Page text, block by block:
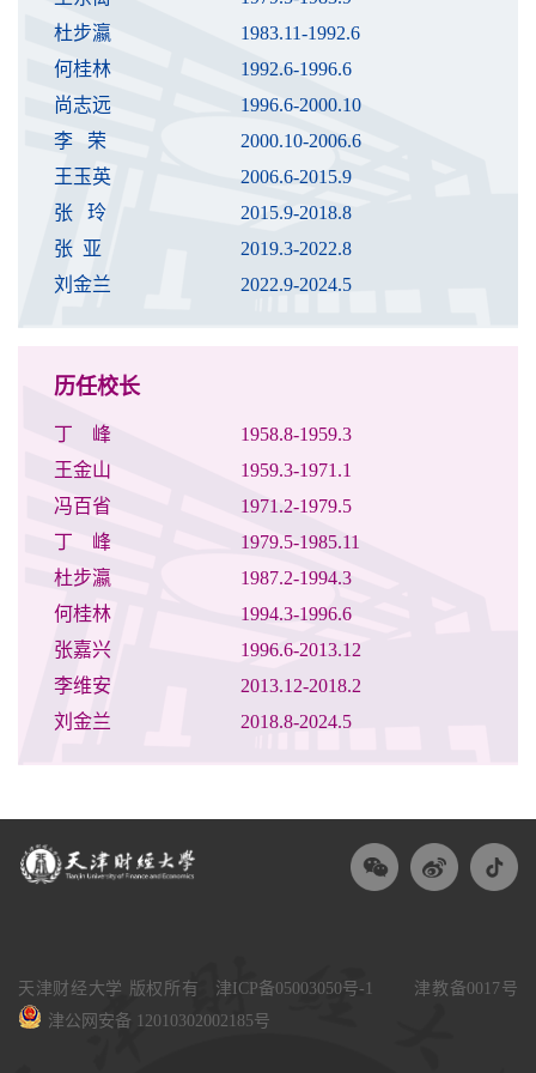
杜步瀛
1983.11-1992.6
何桂林
1992.6-1996.6
尚志远
1996.6-2000.10
李 荣
2000.10-2006.6
王玉英
2006.6-2015.9
张 玲
2015.9-2018.8
张 亚
2019.3-2022.8
刘金兰
2022.9-2024.5
历任校长
丁 峰
1958.8-1959.3
王金山
1959.3-1971.1
冯百省
1971.2-1979.5
丁 峰
1979.5-1985.11
杜步瀛
1987.2-1994.3
何桂林
1994.3-1996.6
张嘉兴
1996.6-2013.12
李维安
2013.12-2018.2
刘金兰
2018.8-2024.5
天津财经大学 版权所有 津ICP备05003050号-1
津教备0017号
津公网安备 12010302002185号